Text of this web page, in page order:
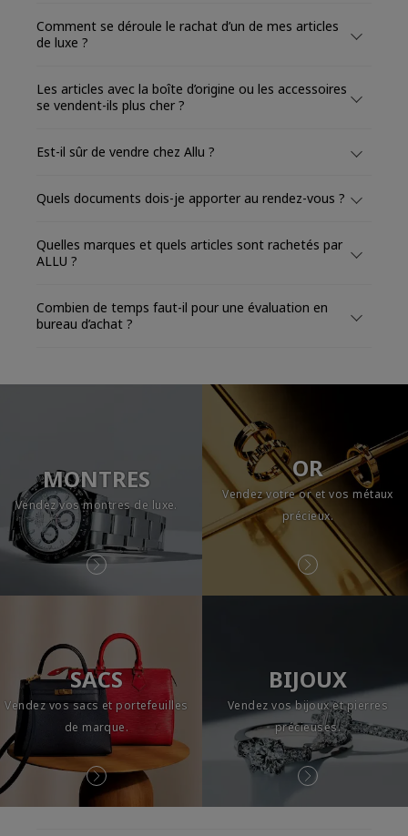
Comment se déroule le rachat d’un de mes articles
de luxe ?
Les articles avec la boîte d’origine ou les accessoires
se vendent-ils plus cher ?
Est-il sûr de vendre chez Allu ?
Quels documents dois-je apporter au rendez-vous ?
Quelles marques et quels articles sont rachetés par
ALLU ?
Combien de temps faut-il pour une évaluation en
bureau d’achat ?
MONTRES
Vendez vos montres de luxe.
OR
Vendez votre or et vos métaux
précieux.
SACS
Vendez vos sacs et portefeuilles
de marque.
BIJOUX
Vendez vos bijoux et pierres
précieuses.